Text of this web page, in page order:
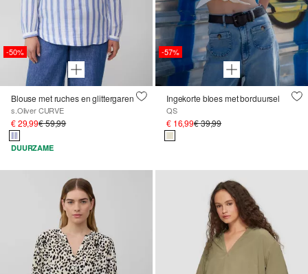
-50%
Blouse met ruches en glittergaren
s.Oliver CURVE
€ 29,99€ 59,99
DUURZAME
-57%
Ingekorte bloes met borduursel
QS
€ 16,99€ 39,99